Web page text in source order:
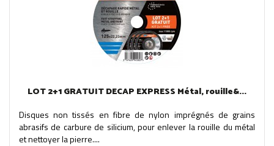
LOT 2+1 GRATUIT DECAP EXPRESS Métal, rouille&...
Disques non tissés en fibre de nylon imprégnés de grains
abrasifs de carbure de silicium, pour enlever la rouille du métal
et nettoyer la pierre....